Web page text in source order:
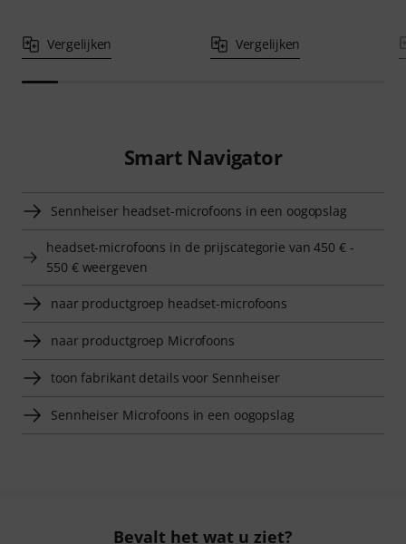
Vergelijken Vergelijken
Smart Navigator
Sennheiser headset-microfoons in een oogopslag
headset-microfoons in de prijscategorie van 450 € -
550 € weergeven
naar productgroep headset-microfoons
naar productgroep Microfoons
toon fabrikant details voor Sennheiser
Sennheiser Microfoons in een oogopslag
Bevalt het wat u ziet?